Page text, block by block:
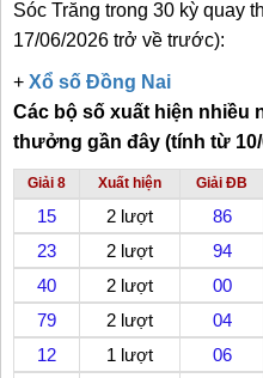
Sóc Trăng trong 30 kỳ quay
17/06/2026 trở về trước):
+ Xổ số Đồng Nai
Các bộ số xuất hiện nhiều
thưởng gần đây (tính từ
Giải 8 Xuất hiện Giải ĐB
15 2 lượt 86
23
2 lượt 94
40
2 lượt 00
79
2 lượt 04
12
1 lượt 06